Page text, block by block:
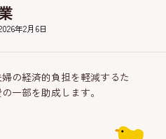
年2月6日
の経済的負担を軽減するた
一部を助成します。